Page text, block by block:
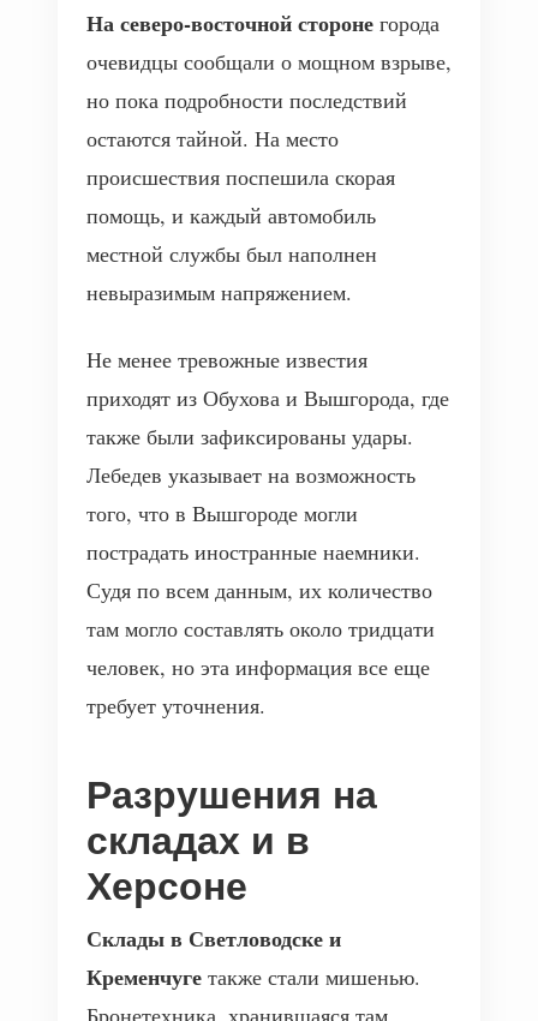
На северо-восточной стороне города
очевидцы сообщали о мощном взрыве,
но пока подробности последствий
остаются тайной. На место
происшествия поспешила скорая
помощь, и каждый автомобиль
местной службы был наполнен
невыразимым напряжением.
Не менее тревожные известия
приходят из Обухова и Вышгорода, где
также были зафиксированы удары.
Лебедев указывает на возможность
того, что в Вышгороде могли
пострадать иностранные наемники.
Судя по всем данным, их количество
там могло составлять около тридцати
человек, но эта информация все еще
требует уточнения.
Разрушения на
складах и в
Херсоне
Склады в Светловодске и
Кременчуге также стали мишенью.
Бронетехника, хранившаяся там,